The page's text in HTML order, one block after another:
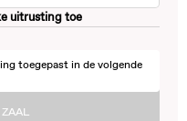
uitrusting toe
toegepast in de volgende